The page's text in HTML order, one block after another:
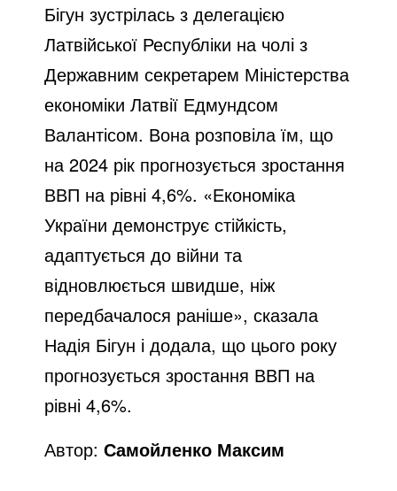
Бігунзустрілась з делегацією
Латвійської Республіки на чолі з
Державним секретарем Міністерства
економіки Латвії Едмундсом
Валантісом. Вона розповіла їм, що
на 2024 рік прогнозується зростання
ВВП на рівні 4,6%. «Економіка
України демонструє стійкість,
адаптується до війни та
відновлюється швидше, ніж
передбачалося раніше», сказала
Надія Бігун і додала, що цього року
прогнозується зростання ВВП на
рівні 4,6%.
Автор:Самойленко Максим